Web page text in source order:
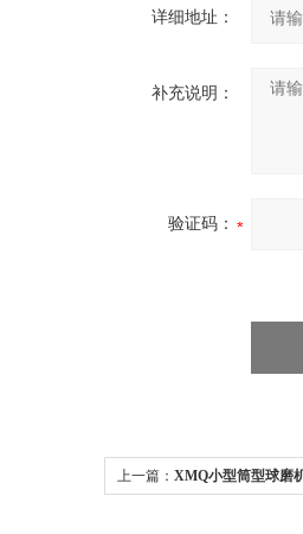
详细地址：
补充说明：
验证码：
上一篇： XMQ小型筒型球磨